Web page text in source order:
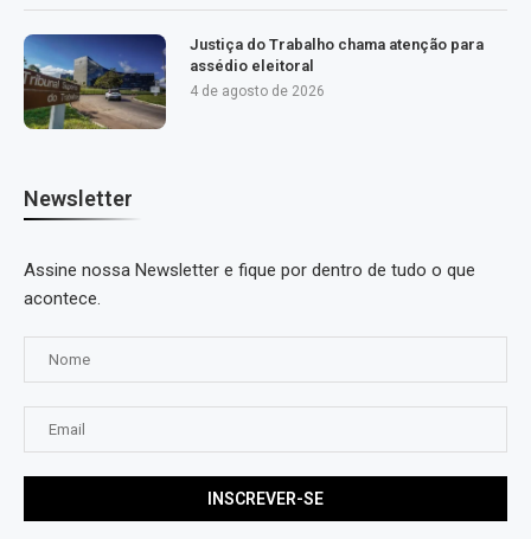
Justiça do Trabalho chama atenção para
assédio eleitoral
4 de agosto de 2026
Newsletter
Assine nossa Newsletter e fique por dentro de tudo o que
acontece.